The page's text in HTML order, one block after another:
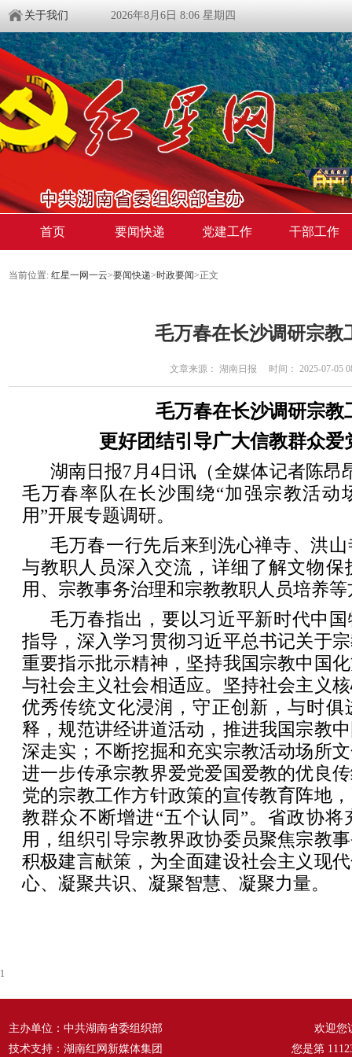
关于我们 2026年8月6日 8:06 星期四
首页 要闻快递 党建工作 干部工作
当前位置: 红星一网一云>要闻快递>时政要闻>正文
毛万春在长沙调研宗教
文章来源： 湖南日报 时间： 2025-07-05
毛万春在长沙调研宗教
更好团结引导广大信教群众爱
湖南日报7月4日讯（全媒体记者陈昂
毛万春率队在长沙围绕“加强宗教活动
用”开展专题调研。
毛万春一行先后来到洗心禅寺、洪
与教职人员深入交流，详细了解文物保
用、宗教事务治理和宗教教职人员培养
毛万春指出，要以习近平新时代中
指导，深入学习贯彻习近平总书记关于
重要指示批示精神，坚持我国宗教中国
与社会主义社会相适应。坚持社会主义
优秀传统文化浸润，守正创新，与时俱
释，规范讲经讲道活动，推进我国宗教
深走实；不断挖掘和充实宗教活动场所
进一步传承宗教界爱党爱国爱教的优良
党的宗教工作方针政策的宣传教育阵地
教群众不断增进“五个认同”。省政协
用，组织引导宗教界政协委员聚焦宗教
积极建言献策，为全面建设社会主义现
心、凝聚共识、凝聚智慧、凝聚力量。
1
主办单位：中共湖南省委组织部
技术支持：湖南红网新媒体集团
欢迎您
您是第